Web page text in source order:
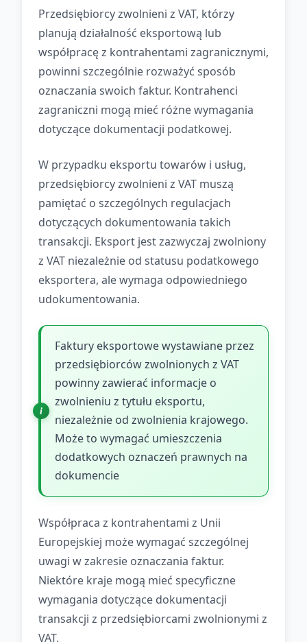
Przedsiębiorcy zwolnieni z VAT, którzy
planują działalność eksportową lub
współpracę z kontrahentami zagranicznymi,
powinni szczególnie rozważyć sposób
oznaczania swoich faktur. Kontrahenci
zagraniczni mogą mieć różne wymagania
dotyczące dokumentacji podatkowej.
W przypadku eksportu towarów i usług,
przedsiębiorcy zwolnieni z VAT muszą
pamiętać o szczególnych regulacjach
dotyczących dokumentowania takich
transakcji. Eksport jest zazwyczaj zwolniony
z VAT niezależnie od statusu podatkowego
eksportera, ale wymaga odpowiedniego
udokumentowania.
Faktury eksportowe wystawiane przez
przedsiębiorców zwolnionych z VAT
powinny zawierać informacje o
zwolnieniu z tytułu eksportu,
niezależnie od zwolnienia krajowego.
Może to wymagać umieszczenia
dodatkowych oznaczeń prawnych na
dokumencie
Współpraca z kontrahentami z Unii
Europejskiej może wymagać szczególnej
uwagi w zakresie oznaczania faktur.
Niektóre kraje mogą mieć specyficzne
wymagania dotyczące dokumentacji
transakcji z przedsiębiorcami zwolnionymi z
VAT.